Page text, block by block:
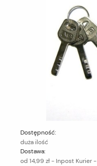
Dostępność:
duża ilość
Dostawa:
od 14,99 zł- Inpost Kurier -